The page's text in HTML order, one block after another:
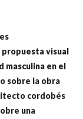
propuesta visual
masculina en el
sobre la obra
cordobés
una